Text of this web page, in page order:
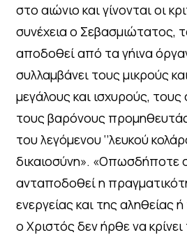
στο αιώνιο και γίνονται οι
συνέχεια ο Σεβασμιώτατος,
αποδοθεί από τα γήινα
συλλαμβάνει τους μικρούς
μεγάλους και ισχυρούς,
τους βαρόνους
του λεγόμενου ‘’λευκού
δικαιοσύνη». «Οπωσδήποτε
ανταποδοθεί η
ενεργείας και της
ο Χριστός δεν ήρθε να